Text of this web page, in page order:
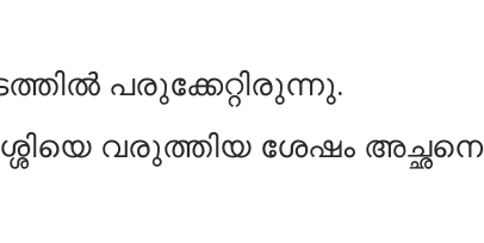
പരുക്കേറ്റിരുന്നു.
വരുത്തിയ ശേഷം അച്ഛനെ